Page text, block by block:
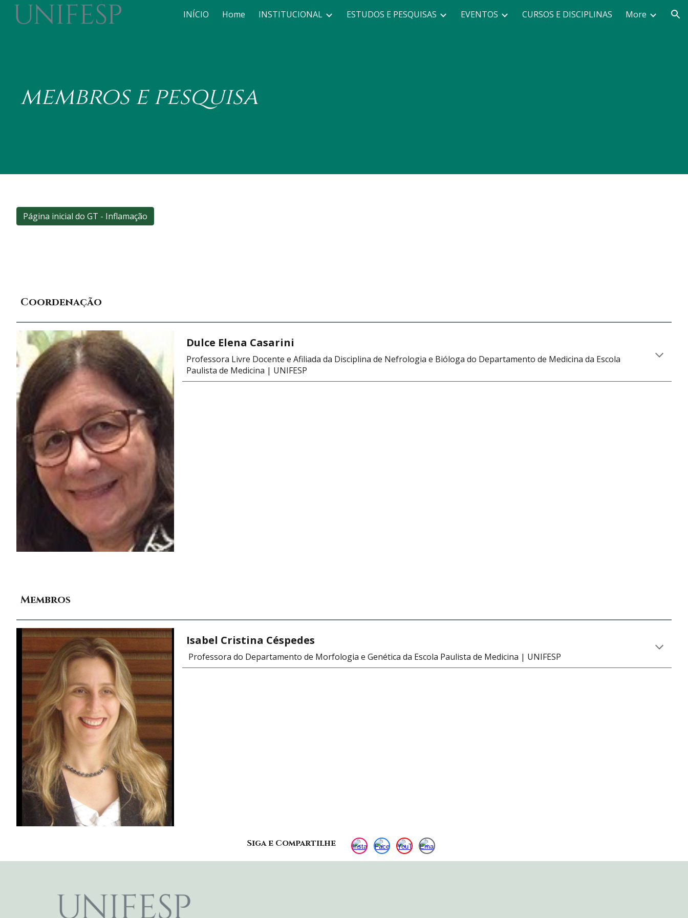
Skip to main content Skip to navigation
INÍCIO Home INSTITUCIONAL ESTUDOS E PESQUISAS EVENTOS CURSOS E DISCIPLINAS More
membros e pesquisa
Página inicial do GT - Inflamação
Coordenação
Dulce Elena Casarini
Professora Livre Docente e Afiliada da Disciplina de Nefrologia e Bióloga do Departamento de Medicina da Escola
Paulista de Medicina | UNIFESP
Membros
Isabel Cristina Céspedes
Professora do Departamento de Morfologia e Genética da Escola Paulista de Medicina | UNIFESP
Siga e Compartilhe